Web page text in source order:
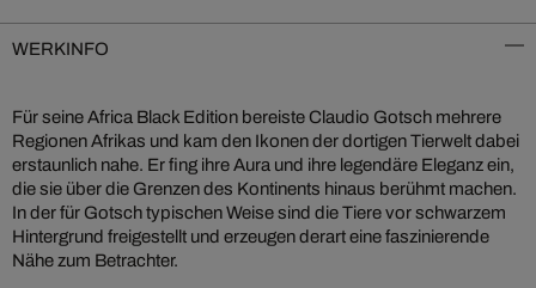
WERKINFO
Für seine Africa Black Edition bereiste Claudio Gotsch mehrere
Regionen Afrikas und kam den Ikonen der dortigen Tierwelt dabei
erstaunlich nahe. Er fing ihre Aura und ihre legendäre Eleganz ein,
die sie über die Grenzen des Kontinents hinaus berühmt machen.
In der für Gotsch typischen Weise sind die Tiere vor schwarzem
Hintergrund freigestellt und erzeugen derart eine faszinierende
Nähe zum Betrachter.